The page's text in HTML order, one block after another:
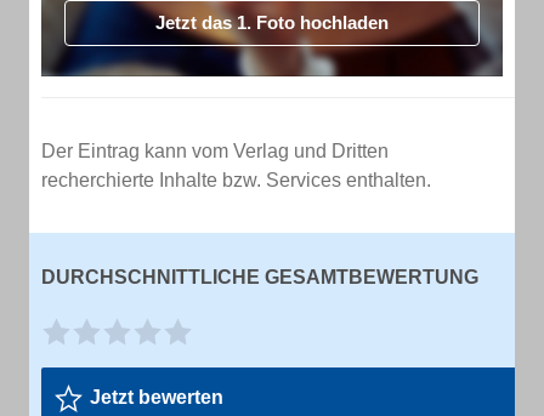
Jetzt das 1. Foto hochladen
Der Eintrag kann vom Verlag und Dritten
recherchierte Inhalte bzw. Services enthalten.
DURCHSCHNITTLICHE GESAMTBEWERTUNG
Jetzt bewerten